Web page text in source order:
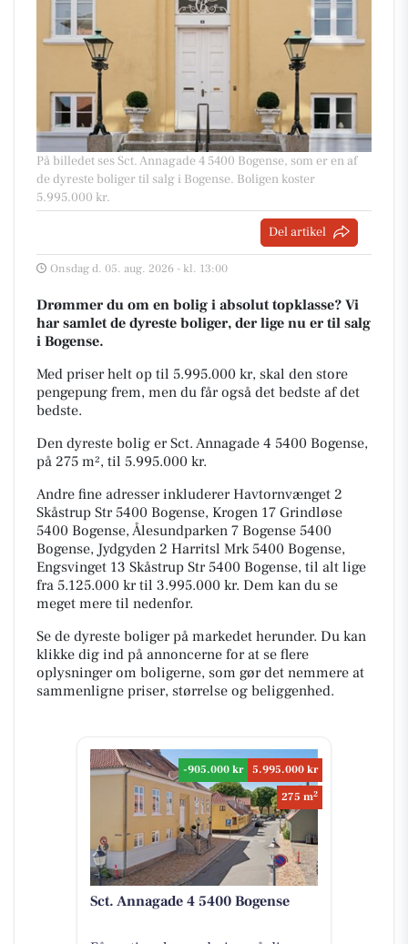
På billedet ses Sct. Annagade 4 5400 Bogense, som er en af
de dyreste boliger til salg i Bogense. Boligen koster
5.995.000 kr.
Del artikel
Onsdag d. 05. aug. 2026 - kl. 13:00
Drømmer du om en bolig i absolut topklasse? Vi
har samlet de dyreste boliger, der lige nu er til salg
i Bogense.
Med priser helt op til 5.995.000 kr, skal den store
pengepung frem, men du får også det bedste af det
bedste.
Den dyreste bolig er Sct. Annagade 4 5400 Bogense,
på 275 m², til 5.995.000 kr.
Andre fine adresser inkluderer Havtornvænget 2
Skåstrup Str 5400 Bogense, Krogen 17 Grindløse
5400 Bogense, Ålesundparken 7 Bogense 5400
Bogense, Jydgyden 2 Harritsl Mrk 5400 Bogense,
Engsvinget 13 Skåstrup Str 5400 Bogense, til alt lige
fra 5.125.000 kr til 3.995.000 kr. Dem kan du se
meget mere til nedenfor.
Se de dyreste boliger på markedet herunder. Du kan
klikke dig ind på annoncerne for at se flere
oplysninger om boligerne, som gør det nemmere at
sammenligne priser, størrelse og beliggenhed.
-905.000 kr
5.995.000 kr
275 m2
Sct. Annagade 4 5400 Bogense